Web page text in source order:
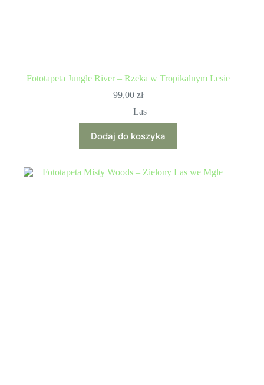
Fototapeta Jungle River – Rzeka w Tropikalnym Lesie
99,00 zł
Las
Dodaj do koszyka